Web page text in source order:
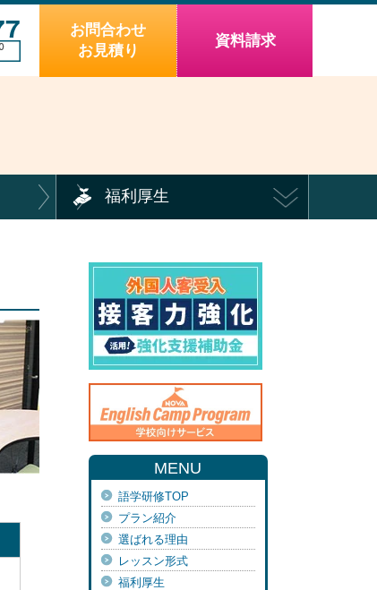
お問合わせ
お見積り
資料請求
福利厚生
MENU
語学研修TOP
プラン紹介
選ばれる理由
レッスン形式
福利厚生